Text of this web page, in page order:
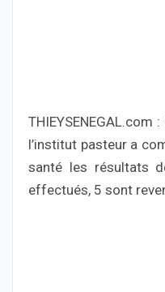
l’institut pasteur a
santé les résultats
effectués, 5 sont